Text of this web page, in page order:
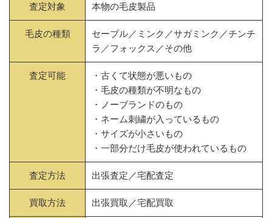
査定対象 本物の毛皮製品
毛皮の種類
セーブル／ミンク／サガミンク／チンチ
ラ／フォックス／その他
査定可能
・古くて状態が悪いもの
・毛皮の種類が不明なもの
・ノーブランドのもの
・ネーム刺繍が入っているもの
・サイズが小さいもの
・一部分だけ毛皮が使われているもの
査定方法 出張査定／宅配査定
買取方法 出張買取／宅配買取